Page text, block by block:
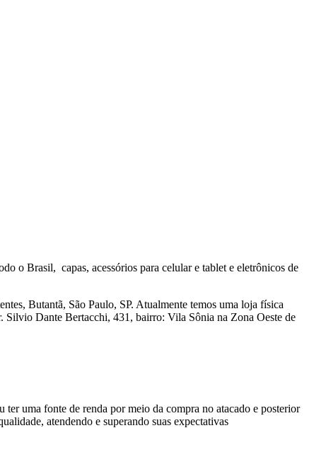
o Brasil, capas, acessórios para celular e tablet e eletrônicos de
Butantã, São Paulo, SP. Atualmente temos uma loja física
Silvio Dante Bertacchi, 431, bairro: Vila Sônia na Zona Oeste de
uma fonte de renda por meio da compra no atacado e posterior
atendendo e superando suas expectativas